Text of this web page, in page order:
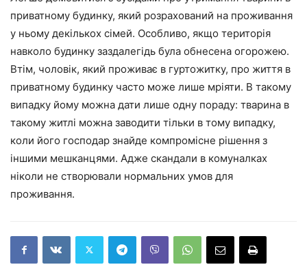
приватному будинку, який розрахований на проживання
у ньому декількох сімей. Особливо, якщо територія
навколо будинку заздалегідь була обнесена огорожею.
Втім, чоловік, який проживає в гуртожитку, про життя в
приватному будинку часто може лише мріяти. В такому
випадку йому можна дати лише одну пораду: тварина в
такому житлі можна заводити тільки в тому випадку,
коли його господар знайде компромісне рішення з
іншими мешканцями. Адже скандали в комуналках
ніколи не створювали нормальних умов для
проживання.